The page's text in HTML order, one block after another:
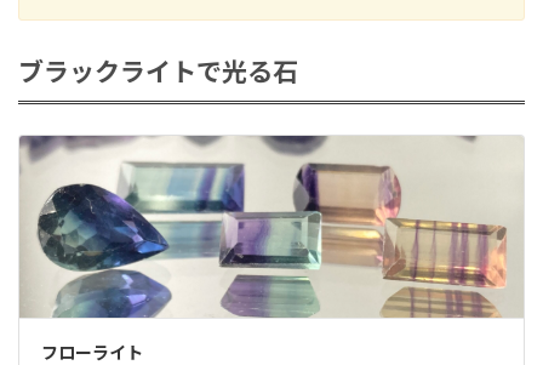
ブラックライトで光る石
フローライト